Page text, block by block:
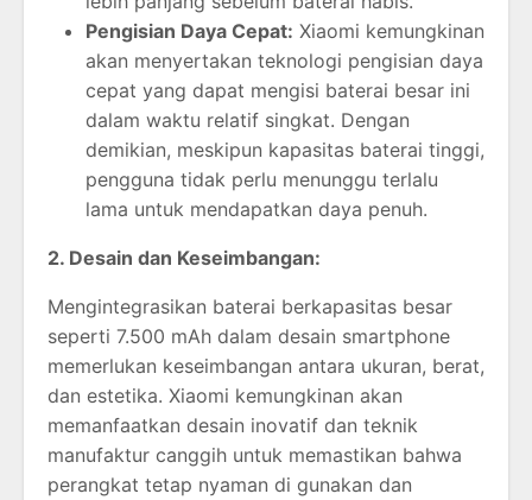
Pengisian Daya Cepat: Xiaomi kemungkinan
akan menyertakan teknologi pengisian daya
cepat yang dapat mengisi baterai besar ini
dalam waktu relatif singkat. Dengan
demikian, meskipun kapasitas baterai tinggi,
pengguna tidak perlu menunggu terlalu
lama untuk mendapatkan daya penuh.
2. Desain dan Keseimbangan:
Mengintegrasikan baterai berkapasitas besar
seperti 7.500 mAh dalam desain smartphone
memerlukan keseimbangan antara ukuran, berat,
dan estetika. Xiaomi kemungkinan akan
memanfaatkan desain inovatif dan teknik
manufaktur canggih untuk memastikan bahwa
perangkat tetap nyaman di gunakan dan